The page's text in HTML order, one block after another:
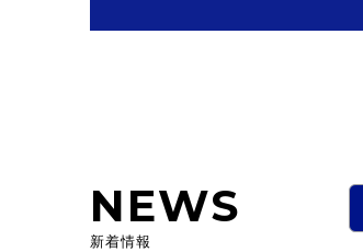
NEWS
新着情報